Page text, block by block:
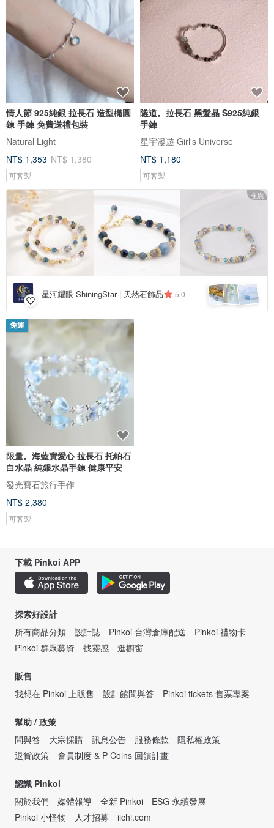
情人節 925純銀 拉長石 造型橢圓
鍊 手鍊 免費送禮包裝
Natural Light
NT$ 1,353 NT$ 1,380
可客製
隧道。拉長石 黑髮晶 S925純銀
手鍊
星宇漫遊 Girl's Universe
NT$ 1,180
可客製
推廣
星河耀眼 ShiningStar | 天然石飾品 5.0
免運
限量。海藍寶愛心 拉長石 托帕石
白水晶 純銀水晶手鍊 健康平安
發光寶石旅行手作
NT$ 2,380
可客製
下載 Pinkoi APP
探索好設計
所有商品分類
設計誌 Pinkoi 台灣倉庫配送
Pinkoi 禮物卡
Pinkoi 群眾募資
找靈感 逛櫥窗
販售
我想在 Pinkoi 上販售
設計館問與答 Pinkoi tickets 售票專案
幫助 / 政策
問與答
大宗採購 訊息公告 服務條款
隱私權政策
退貨政策
會員制度 & P Coins 回饋計畫
認識 Pinkoi
關於我們
媒體報導 全新 Pinkoi
ESG 永續發展
Pinkoi 小怪物
人才招募 iichi.com